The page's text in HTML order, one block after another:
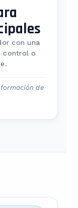
con una
control o
de